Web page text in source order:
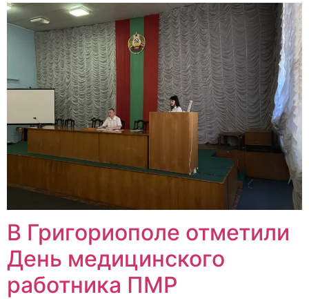
В Григориополе отметили
День медицинского
работника ПМР